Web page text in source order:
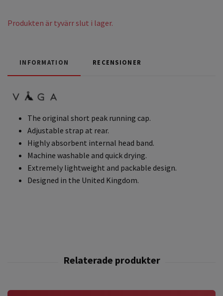
Produkten är tyvärr slut i lager.
INFORMATION RECENSIONER
The original short peak running cap.
Adjustable strap at rear.
Highly absorbent internal head band.
Machine washable and quick drying.
Extremely lightweight and packable design.
Designed in the United Kingdom.